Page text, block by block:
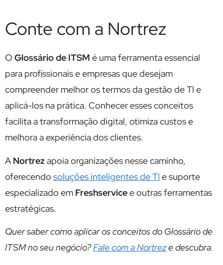
Conte com a Nortrez
O Glossário de ITSM é uma ferramenta essencial
para profissionais e empresas que desejam
compreender melhor os termos da gestão de TI e
aplicá-los na prática. Conhecer esses conceitos
facilita a transformação digital, otimiza custos e
melhora a experiência dos clientes.
A Nortrezapoia organizações nesse caminho,
oferecendo soluções inteligentes de TI e suporte
especializado em Freshservicee outras ferramentas
estratégicas.
Quer saber como aplicar os conceitos do Glossário de
ITSM no seu negócio?Fale com a Nortreze descubra.